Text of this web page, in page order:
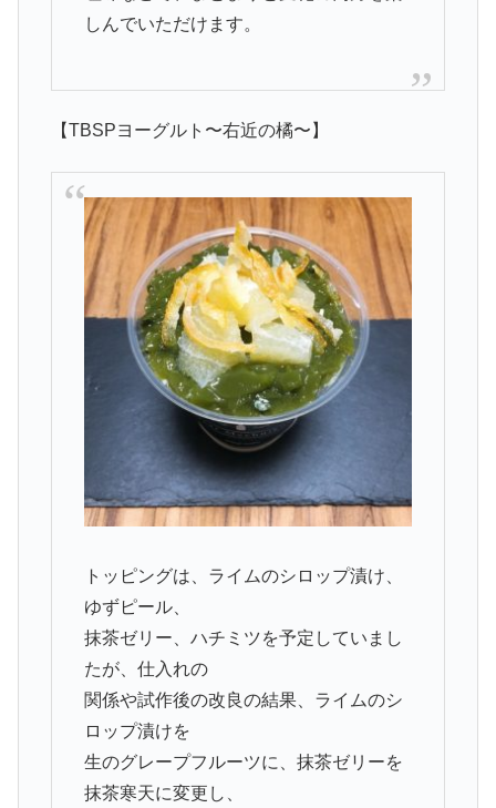
しんでいただけます。
【TBSPヨーグルト〜右近の橘〜】
トッピングは、ライムのシロップ漬け、
ゆずピール、
抹茶ゼリー、ハチミツを予定していまし
たが、仕入れの
関係や試作後の改良の結果、ライムのシ
ロップ漬けを
生のグレープフルーツに、抹茶ゼリーを
抹茶寒天に変更し、